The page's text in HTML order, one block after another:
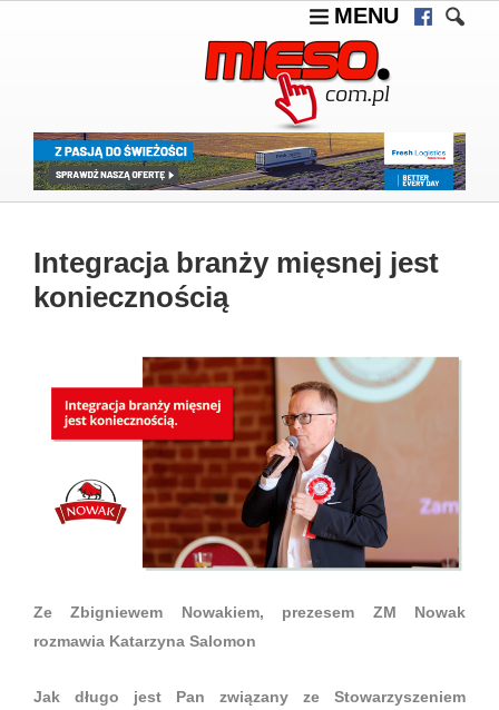
MENU
Integracja branży mięsnej jest
koniecznością
Ze Zbigniewem Nowakiem, prezesem ZM Nowak
rozmawia Katarzyna Salomon
Jak długo jest Pan związany ze Stowarzyszeniem